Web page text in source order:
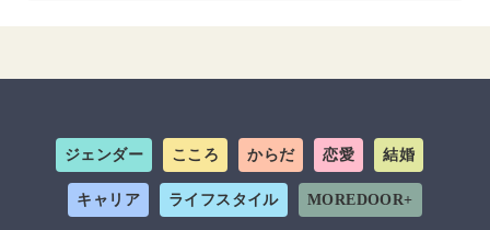
ジェンダー こころ からだ 恋愛 結婚
キャリア ライフスタイル MOREDOOR+